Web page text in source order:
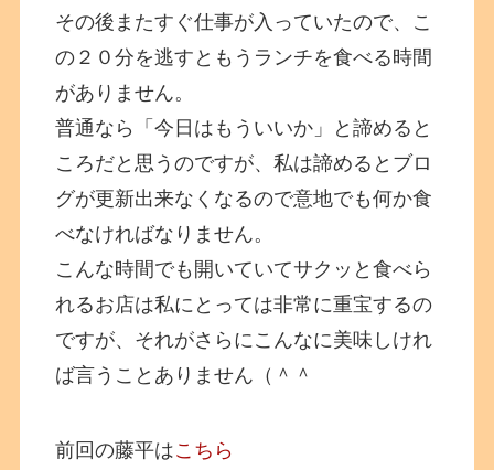
その後またすぐ仕事が入っていたので、こ
の２０分を逃すともうランチを食べる時間
がありません。
普通なら「今日はもういいか」と諦めると
ころだと思うのですが、私は諦めるとブロ
グが更新出来なくなるので意地でも何か食
べなければなりません。
こんな時間でも開いていてサクッと食べら
れるお店は私にとっては非常に重宝するの
ですが、それがさらにこんなに美味しけれ
ば言うことありません（＾＾
前回の藤平はこちら